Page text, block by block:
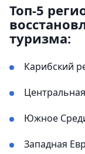
Топ-5
туризма:
Карибский
Южное
Западная